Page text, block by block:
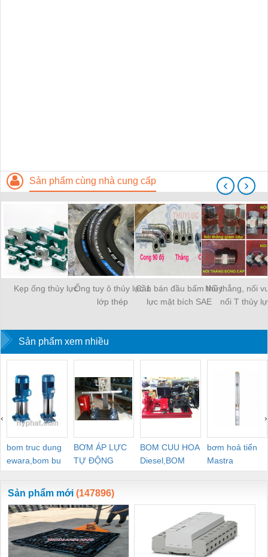
Sản phẩm cùng nhà cung cấp
Kẹp ống thủy lựcỐng tuy ô thủy lực 1
lớp thép
Cần bán đầu bấm thủy
lực mặt bích SAE
Nối thẳng, nối
nối T thủy
‹ ›
Sản phẩm xem nhiều
bom truc dung
ewara,bom bu
ewara
BƠM ÁP LỰC
TỰ ĐỘNG
BOM CUU HOA
Diesel,BOM
CHUA CHAY
bơm hoả tiển
Mastra
‹ ›
Sản phẩm mới (147896)